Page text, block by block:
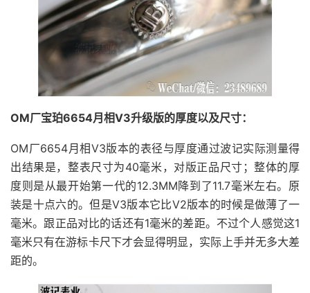
OM厂宝珀6654月相V3升级版的厚度以及尺寸：
OM厂6654月相V3版本的表径与厚度通过波记实际测量得
出结果是，整表尺寸为40毫米，对版正品尺寸；整体的厚
度则是从最开始第一代的12.3MM降到了11.7毫米左右。原
装是十点六的。但是V3版本它比V2版本的时候是做薄了一
毫米。跟正品对比的话还有1毫米的差距。不过个人感觉这1
毫米只有在游标卡尺下才会显得明显，实际上手并无多大差
距的。